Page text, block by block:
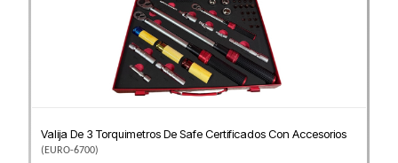
Valija De 3 Torquimetros De Safe Certificados Con Accesorios
(EURO-6700)